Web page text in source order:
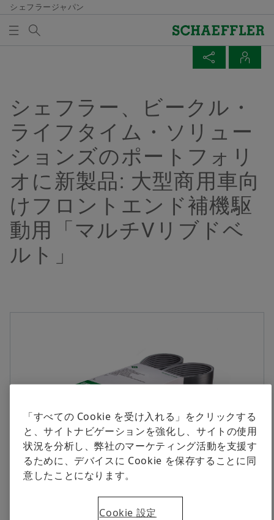
シェフラージャパン
会社概要
品質と環境
購買、サプライヤーマネジメント
セールス
グループ
製品＆ソリューション
Eモビリティ
パワートレイン＆シャシー
Vehicle Lifetime Solutions
ベアリング＆インダストリアルソリューション
ズ​
特殊機械
採用情報
採用情報検索
経歴/キャリア
エントリー
当社の従業員
メディア及びイベント
プレスリリース
メディア・コンタクト
メディアライブラリ
ソーシャルニュース
イベント一覧
Facebook
LinkedIn
Twitter
XING
pr-japan@schaeffler.com
メディア買い物かごの中にアイテムが入っていませ
ん。新しいエレメントを追加するにはボタンを使用し
てください：
メディアを集める
注意
一回の注文で、複数のメディアを買い物かご
に入れることができます。メディアごとの最
販売することは許可されません。
シェフラー、ビークル・
ライフタイム・ソリュー
ションズのポートフォリ
オに新製品: 大型商用車向
けフロントエンド補機駆
動用「マルチVリブドベ
ルト」
重負荷用途向けに開発された補機駆動用新型「マルチVリブドベルト」 写
真：シェフラー
2026年06月24日 | Frankfurt / Yokohama
「すべての Cookie を受け入れる」をクリックする
と、サイトナビゲーションを強化し、サイトの使用
状況を分析し、弊社のマーケティング活動を支援す
るために、デバイスに Cookie を保存することに同
意したことになります。
Cookie 設定